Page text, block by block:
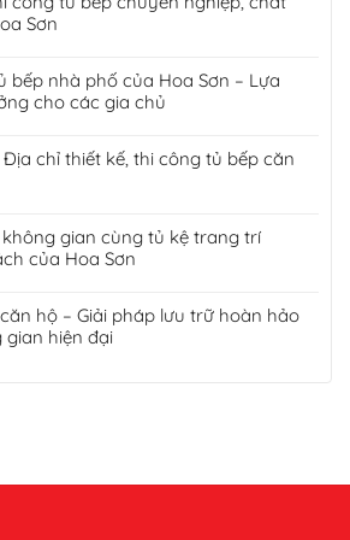
Sơn
bếp nhà phố của Hoa Sơn – Lựa
cho các gia chủ
Địa chỉ thiết kế, thi công tủ bếp căn
gian cùng tủ kệ trang trí
của Hoa Sơn
hộ – Giải pháp lưu trữ hoàn hảo
gian hiện đại